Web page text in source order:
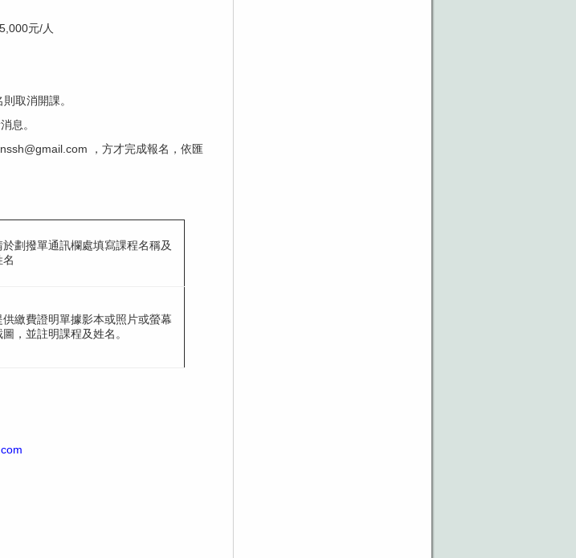
元/人
取消開課。
息。
，方才完成報名，依匯
於劃撥單通訊欄處填寫課程名稱及
名
供繳費證明單據影本或照片或螢幕
圖，並註明課程及姓名。